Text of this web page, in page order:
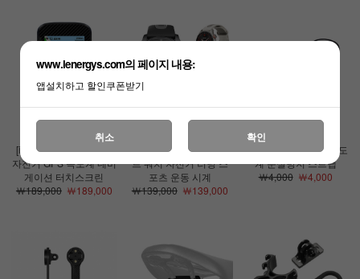
[iGPSPORT]BSC300T
자전거 GPS 속도계 네비
게이션 터치스크린
￦189,000￦189,000
[iGPSPORT]LW10 스마
트 워치 자전거 러닝 스
포츠 운동 시계
￦139,000￦139,000
[iGPSPORT]자전거 속도
계 분실방지 스트랩
￦4,000￦4,000
www.lenergys.com의 페이지 내용:
앱설치하고 할인쿠폰받기
취소 확인